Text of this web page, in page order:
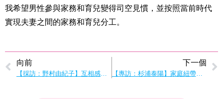
我希望男性參與家務和育兒變得司空見慣，並按照當前時代
實現夫妻之間的家務和育兒分工。
向前 下一個
【專訪：杉浦泰陽】家庭紐帶與孩子在廚房的成長